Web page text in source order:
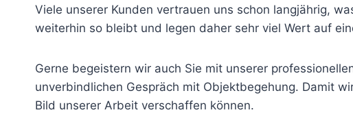
Viele unserer Kunden vertrauen uns schon langjährig,
weiterhin so bleibt und legen daher sehr viel Wert auf
Gerne begeistern wir auch Sie mit unserer
unverbindlichen Gespräch mit Objektbegehung. Damit
Bild unserer Arbeit verschaffen können.